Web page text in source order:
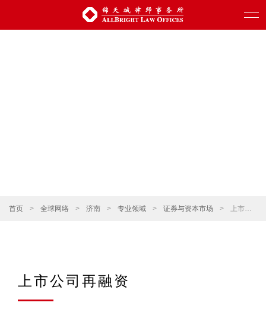
首页 > 全球网络 > 济南 > 专业领域 > 证券与资本市场 > 上市公司再融资
上市公司再融资